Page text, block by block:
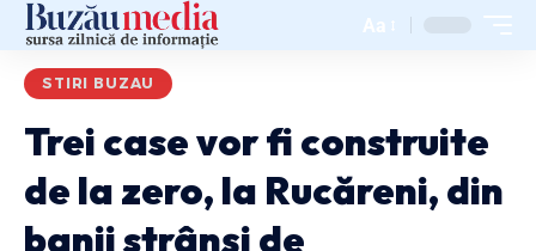
Aa
STIRI BUZAU
Trei case vor fi construite
de la zero, la Rucăreni, din
banii strânși de